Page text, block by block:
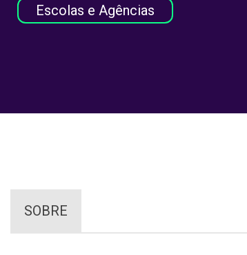
Escolas e Agências
SOBRE